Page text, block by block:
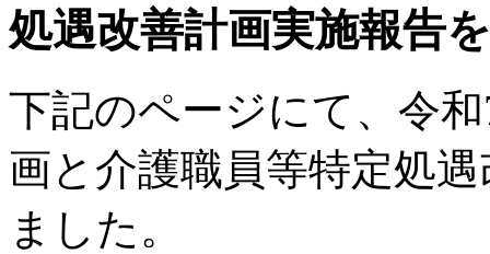
処遇改善計画実施報告
下記のページにて、令
画と介護職員等特定処
ました。